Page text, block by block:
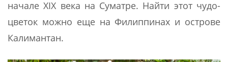
начале XIX века на Суматре. Найти этот чудо-
цветок можно еще на Филиппинах и острове
Калимантан.